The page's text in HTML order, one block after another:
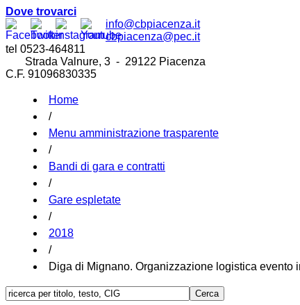
Dove trovarci
info@cbpiacenza.it
cbpiacenza@pec.it
tel 0523-464811
Strada Valnure, 3 - 29122 Piacenza
C.F. 91096830335
Home
/
Menu amministrazione trasparente
/
Bandi di gara e contratti
/
Gare espletate
/
2018
/
Diga di Mignano. Organizzazione logistica evento